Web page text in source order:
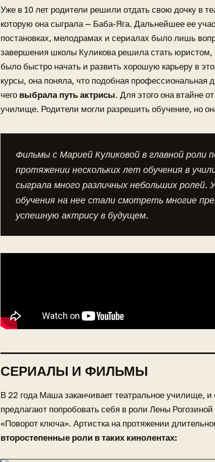
Уже в 10 лет родители решили отдать свою дочку в
которую она сыграла — Баба-Яга. Дальнейшее ее
постановках, мелодрамах и сериалах было лишь
завершения школы Куликова решила стать юристом,
было быстро начать и развить хорошую карьеру в
курсы, она поняла, что подобная профессиональная
чего выбрала путь актрисы. Для этого она втайне
училище. Родители могли разрешить обучение, но
Фильмы с Марией Куликовой в главной роли
протяжении нескольких лет обучения в
сыграла много различных небольших
обучения на нее стали смотреть многие
успешную актрису в будущем.
СЕРИАЛЫ И ФИЛЬМЫ
В 22 года Маша заканчивает театральное училище, и
предлагают попробовать себя в роли Лены
«Поворот ключа». Артистка на протяжении
второстепенные роли в таких кинолентах: